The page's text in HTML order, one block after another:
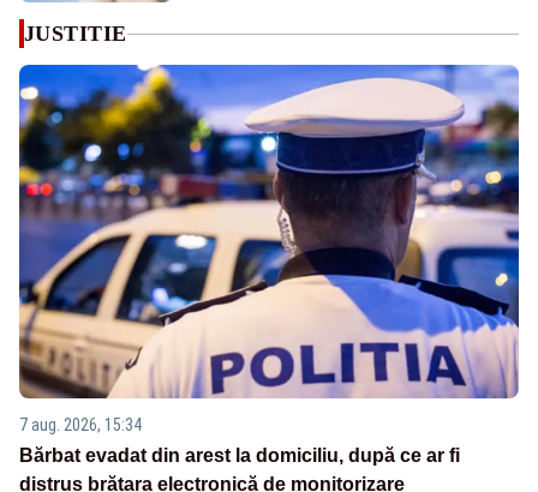
JUSTITIE
7 aug. 2026, 15:34
Bărbat evadat din arest la domiciliu, după ce ar fi
distrus brățara electronică de monitorizare